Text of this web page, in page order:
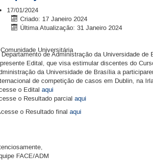
17/01/2024
Criado: 17 Janeiro 2024
Última Atualização: 31 Janeiro 2024
Universitária
Departamento de Administração da Universidade de
Edital, que visa estimular discentes do
da Universidade de Brasília a
de competição de casos em Dublin, na
o Edital aqui
o Resultado parcial aqui
o Resultado final aqui
FACE/ADM